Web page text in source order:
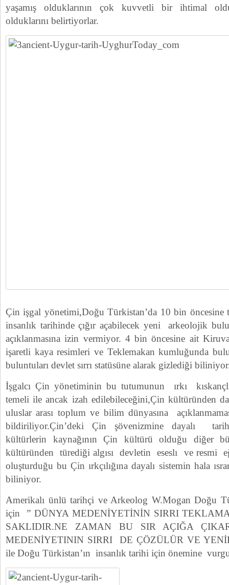
yaşamış olduklarının çok kuvvetli bir ihtimal
olduklarını belirtiyorlar.
Çin işgal yönetimi,Doğu Türkistan’da 10 bin
insanlık tarihinde çığır açabilecek yeni arkeolojik
açıklanmasına izin vermiyor. 4 bin öncesine ait
işaretli kaya resimleri ve Teklemakan kumluğunda
buluntuları devlet sırrı statüsüne alarak gizlediği
İşgalcı Çin yönetiminin bu tutumunun ırkı
temeli ile ancak izah edilebileceğini,Çin kültüründen
uluslar arası toplum ve bilim dünyasına
bildiriliyor.Çin’deki Çin şövenizmine dayalı tarih
kültürlerin kaynağının Çin kültürü olduğu diğer
kültüründen türediği algısı devletin eseslı ve resmi
oluşturduğu bu Çin ırkçılığına dayalı sistemin hala
biliniyor.
Amerikalı ünlü tarihçi ve Arkeolog W.Mogan Doğu
için ” DÜNYA MEDENİYETİNİN SIRRI
SAKLIDIR.NE ZAMAN BU SIR AÇIĞA
MEDENİYETININ SIRRI DE ÇÖZÜLÜR VE
ile Doğu Türkistan’ın insanlık tarihi için önemine vurgu